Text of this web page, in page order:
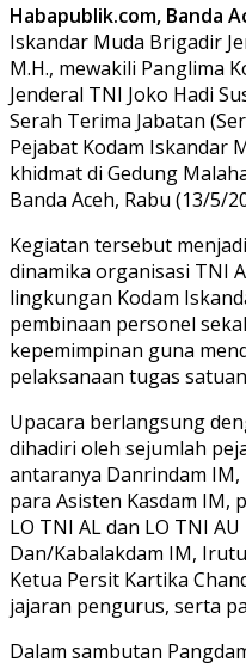
Habapublik.com, Banda
Iskandar Muda Brigadir
M.H., mewakili Panglima
Jenderal TNI Joko Hadi
Serah Terima Jabatan
Pejabat Kodam Iskandar
khidmat di Gedung
Banda Aceh, Rabu (13/5/
Kegiatan tersebut
dinamika organisasi TNI
lingkungan Kodam
pembinaan personel
kepemimpinan guna
pelaksanaan tugas
Upacara berlangsung
dihadiri oleh sejumlah
antaranya Danrindam
para Asisten Kasdam IM,
LO TNI AL dan LO TNI
Dan/Kabalakdam IM,
Ketua Persit Kartika
jajaran pengurus, serta
Dalam sambutan